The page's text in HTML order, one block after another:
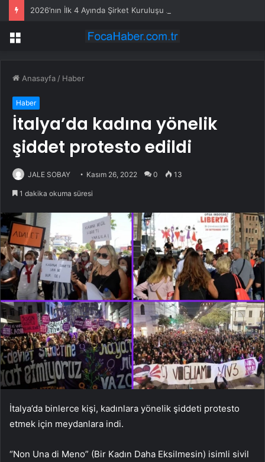
2026’nın İlk 4 Ayında Şirket Kuruluşu Artışta
Menü
Anasayfa / Haber
Haber
İtalya’da kadına yönelik
şiddet protesto edildi
JALE SOBAY Kasım 26, 2022 0 13
1 dakika okuma süresi
İtalya’da binlerce kişi, kadınlara yönelik şiddeti protesto
etmek için meydanlara indi.
“Non Una di Meno” (Bir Kadın Daha Eksilmesin) isimli sivil